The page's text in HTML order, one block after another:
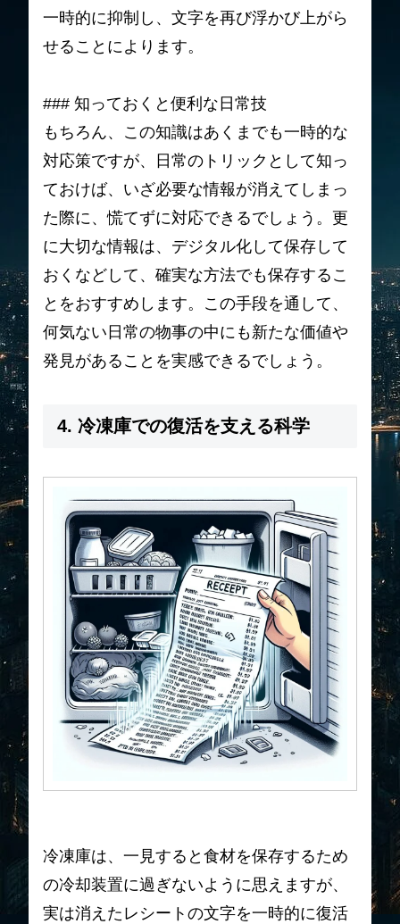
一時的に抑制し、文字を再び浮かび上がら
せることによります。
### 知っておくと便利な日常技
もちろん、この知識はあくまでも一時的な
対応策ですが、日常のトリックとして知っ
ておけば、いざ必要な情報が消えてしまっ
た際に、慌てずに対応できるでしょう。更
に大切な情報は、デジタル化して保存して
おくなどして、確実な方法でも保存するこ
とをおすすめします。この手段を通して、
何気ない日常の物事の中にも新たな価値や
発見があることを実感できるでしょう。
4. 冷凍庫での復活を支える科学
冷凍庫は、一見すると食材を保存するため
の冷却装置に過ぎないように思えますが、
実は消えたレシートの文字を一時的に復活